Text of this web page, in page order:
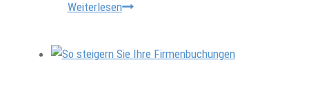
WeiterlesenHoteleröffnung
Opening